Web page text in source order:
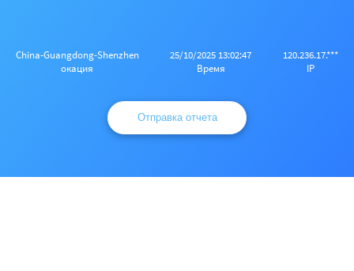
China-Guangdong-Shenzhen
окация
25/10/2025 13:02:47
Время
120.236.17.***
IP
Отправка отчета